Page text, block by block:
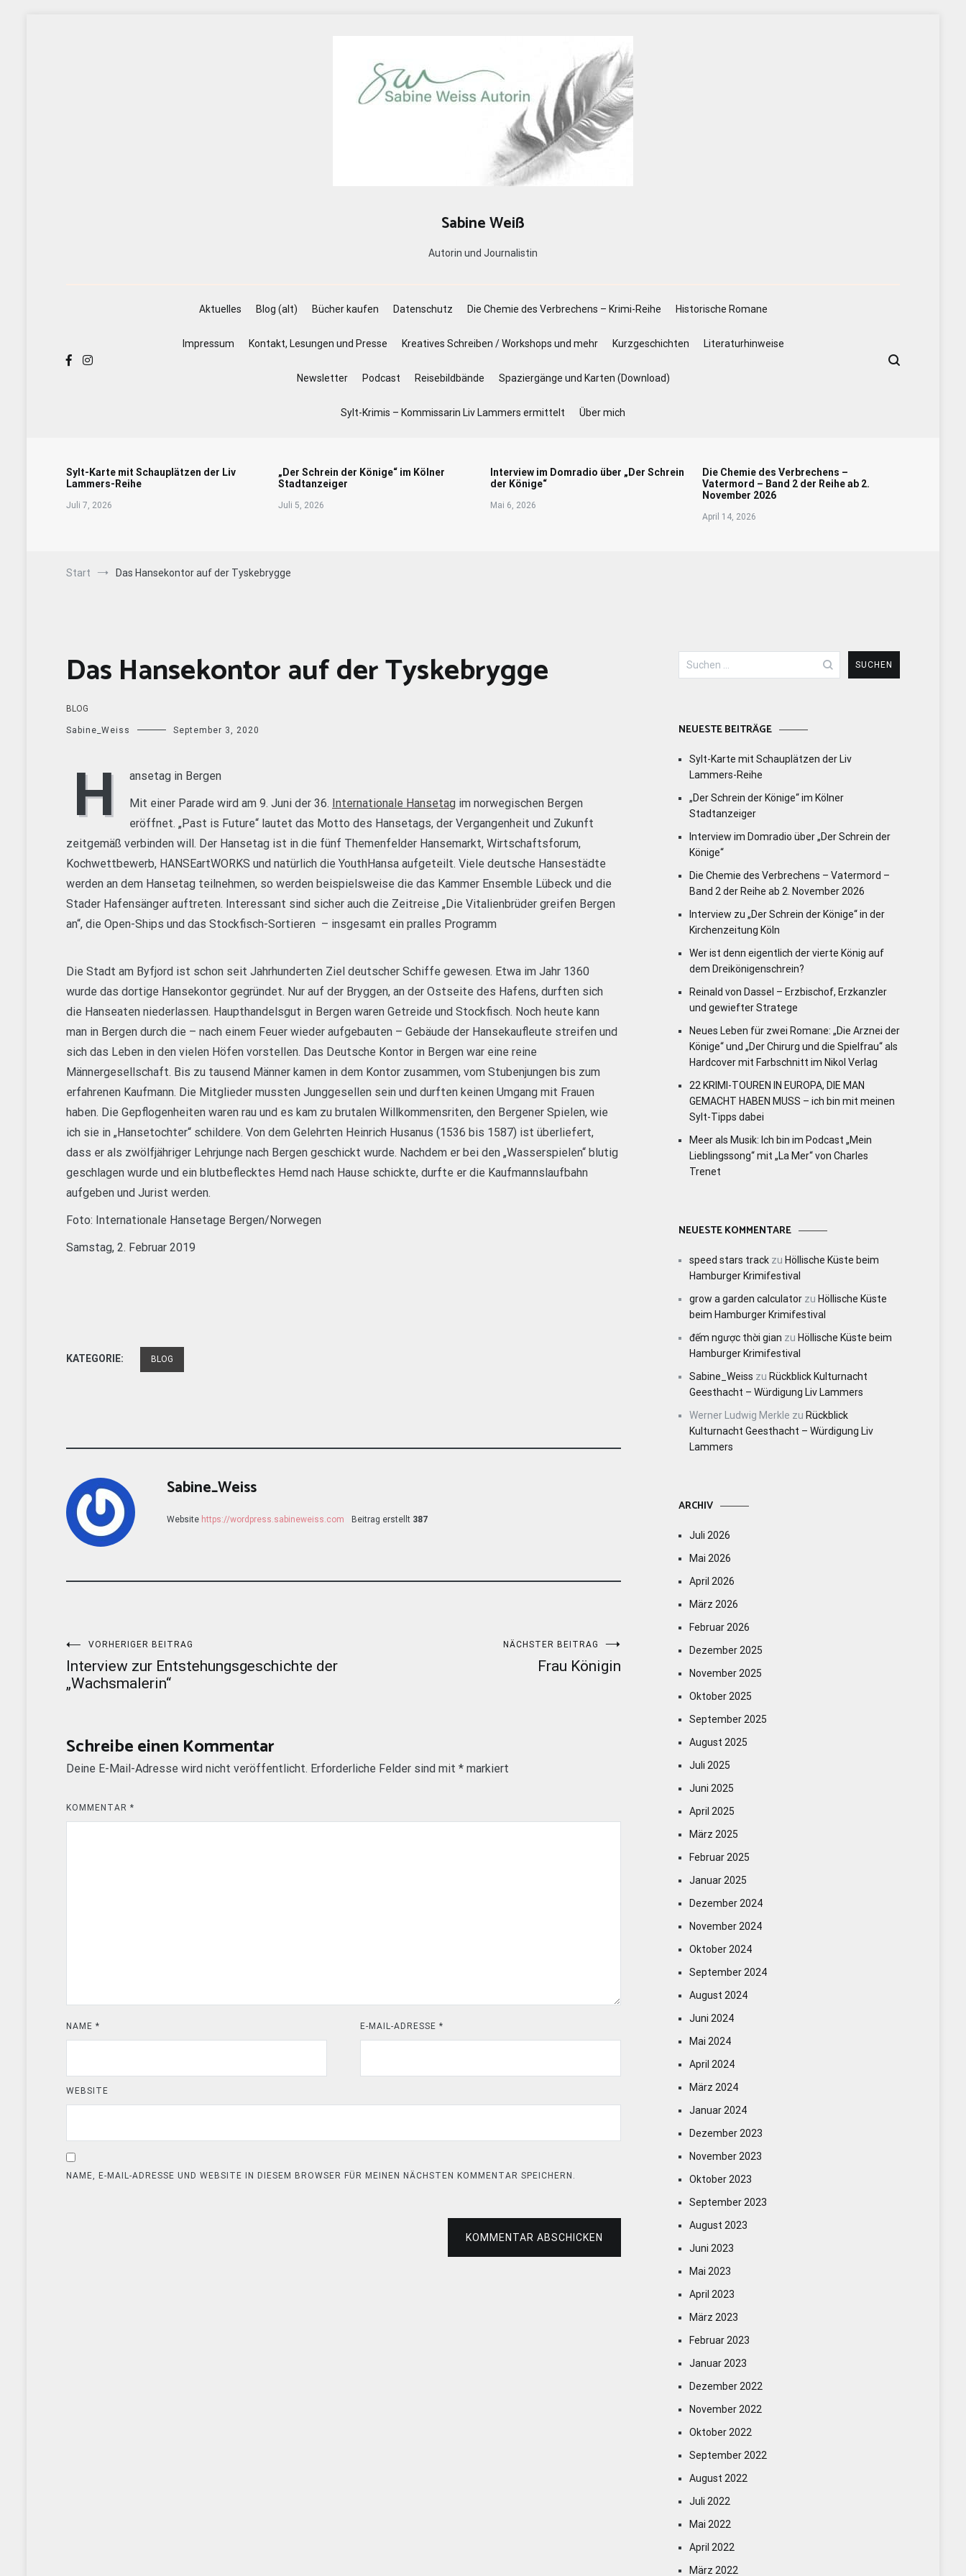
Sabine Weiß
Autorin und Journalistin
Aktuelles Blog (alt) Bücher kaufen Datenschutz Die Chemie des Verbrechens – Krimi-Reihe Historische Romane
Impressum Kontakt, Lesungen und Presse Kreatives Schreiben / Workshops und mehr Kurzgeschichten Literaturhinweise
Newsletter Podcast Reisebildbände Spaziergänge und Karten (Download)
Sylt-Krimis – Kommissarin Liv Lammers ermittelt Über mich
Sylt-Karte mit Schauplätzen der Liv
Lammers-Reihe
Juli 7, 2026
„Der Schrein der Könige“ im Kölner
Stadtanzeiger
Juli 5, 2026
Interview im Domradio über „Der Schrein
der Könige“
Mai 6, 2026
Die Chemie des Verbrechens –
Vatermord – Band 2 der Reihe ab 2.
November 2026
April 14, 2026
Start Das Hansekontor auf der Tyskebrygge
Das Hansekontor auf der Tyskebrygge
BLOG
Sabine_Weiss September 3, 2020
H
ansetag in Bergen
Mit einer Parade wird am 9. Juni der 36. Internationale Hansetag im norwegischen Bergen
eröffnet. „Past is Future“ lautet das Motto des Hansetags, der Vergangenheit und Zukunft
zeitgemäß verbinden will. Der Hansetag ist in die fünf Themenfelder Hansemarkt, Wirtschaftsforum,
Kochwettbewerb, HANSEartWORKS und natürlich die YouthHansa aufgeteilt. Viele deutsche Hansestädte
werden an dem Hansetag teilnehmen, so werden beispielsweise die das Kammer Ensemble Lübeck und die
Stader Hafensänger auftreten. Interessant sind sicher auch die Zeitreise „Die Vitalienbrüder greifen Bergen
an“, die Open-Ships und das Stockfisch-Sortieren – insgesamt ein pralles Programm
Die Stadt am Byfjord ist schon seit Jahrhunderten Ziel deutscher Schiffe gewesen. Etwa im Jahr 1360
wurde das dortige Hansekontor gegründet. Nur auf der Bryggen, an der Ostseite des Hafens, durften sich
die Hanseaten niederlassen. Haupthandelsgut in Bergen waren Getreide und Stockfisch. Noch heute kann
man in Bergen durch die – nach einem Feuer wieder aufgebauten – Gebäude der Hansekaufleute streifen und
sich das Leben in den vielen Höfen vorstellen. Das Deutsche Kontor in Bergen war eine reine
Männergesellschaft. Bis zu tausend Männer kamen in dem Kontor zusammen, vom Stubenjungen bis zum
erfahrenen Kaufmann. Die Mitglieder mussten Junggesellen sein und durften keinen Umgang mit Frauen
haben. Die Gepflogenheiten waren rau und es kam zu brutalen Willkommensriten, den Bergener Spielen, wie
ich sie in „Hansetochter“ schildere. Von dem Gelehrten Heinrich Husanus (1536 bis 1587) ist überliefert,
dass er als zwölfjähriger Lehrjunge nach Bergen geschickt wurde. Nachdem er bei den „Wasserspielen“ blutig
geschlagen wurde und ein blutbeflecktes Hemd nach Hause schickte, durfte er die Kaufmannslaufbahn
aufgeben und Jurist werden.
Foto: Internationale Hansetage Bergen/Norwegen
Samstag, 2. Februar 2019
KATEGORIE: BLOG
Sabine_Weiss
Website https://wordpress.sabineweiss.com Beitrag erstellt 387
Beitragsnavigation
VORHERIGER BEITRAG
Interview zur Entstehungsgeschichte der
„Wachsmalerin“
NÄCHSTER BEITRAG
Frau Königin
Schreibe einen Kommentar
Deine E-Mail-Adresse wird nicht veröffentlicht. Erforderliche Felder sind mit * markiert
KOMMENTAR *
NAME * E-MAIL-ADRESSE*
WEBSITE
NAME, E-MAIL-ADRESSE UND WEBSITE IN DIESEM BROWSER FÜR MEINEN NÄCHSTEN KOMMENTAR SPEICHERN.
KOMMENTAR ABSCHICKEN
Suchen
nach:
NEUESTE BEITRÄGE
Sylt-Karte mit Schauplätzen der Liv
Lammers-Reihe
„Der Schrein der Könige“ im Kölner
Stadtanzeiger
Interview im Domradio über „Der Schrein der
Könige“
Die Chemie des Verbrechens – Vatermord –
Band 2 der Reihe ab 2. November 2026
Interview zu „Der Schrein der Könige“ in der
Kirchenzeitung Köln
Wer ist denn eigentlich der vierte König auf
dem Dreikönigenschrein?
Reinald von Dassel – Erzbischof, Erzkanzler
und gewiefter Stratege
Neues Leben für zwei Romane: „Die Arznei der
Könige“ und „Der Chirurg und die Spielfrau“ als
Hardcover mit Farbschnitt im Nikol Verlag
22 KRIMI-TOUREN IN EUROPA, DIE MAN
GEMACHT HABEN MUSS – ich bin mit meinen
Sylt-Tipps dabei
Meer als Musik: Ich bin im Podcast „Mein
Lieblingssong“ mit „La Mer“ von Charles
Trenet
NEUESTE KOMMENTARE
speed stars track zu Höllische Küste beim
Hamburger Krimifestival
grow a garden calculator zu Höllische Küste
beim Hamburger Krimifestival
đếm ngược thời gian zu Höllische Küste beim
Hamburger Krimifestival
Sabine_Weiss zu Rückblick Kulturnacht
Geesthacht – Würdigung Liv Lammers
Werner Ludwig Merkle zu Rückblick
Kulturnacht Geesthacht – Würdigung Liv
Lammers
ARCHIV
Juli 2026
Mai 2026
April 2026
März 2026
Februar 2026
Dezember 2025
November 2025
Oktober 2025
September 2025
August 2025
Juli 2025
Juni 2025
April 2025
März 2025
Februar 2025
Januar 2025
Dezember 2024
November 2024
Oktober 2024
September 2024
August 2024
Juni 2024
Mai 2024
April 2024
März 2024
Januar 2024
Dezember 2023
November 2023
Oktober 2023
September 2023
August 2023
Juni 2023
Mai 2023
April 2023
März 2023
Februar 2023
Januar 2023
Dezember 2022
November 2022
Oktober 2022
September 2022
August 2022
Juli 2022
Mai 2022
April 2022
März 2022